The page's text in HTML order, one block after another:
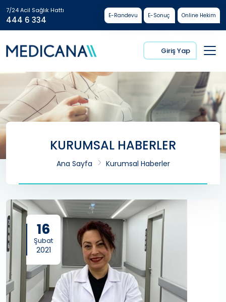
7/24 Acil Sağlık Hattı
444 6 334 E-Randevu E-Sonuç Online Hekim
Giriş Yap
KURUMSAL HABERLER
Ana Sayfa Kurumsal Haberler
16
Şubat
2021